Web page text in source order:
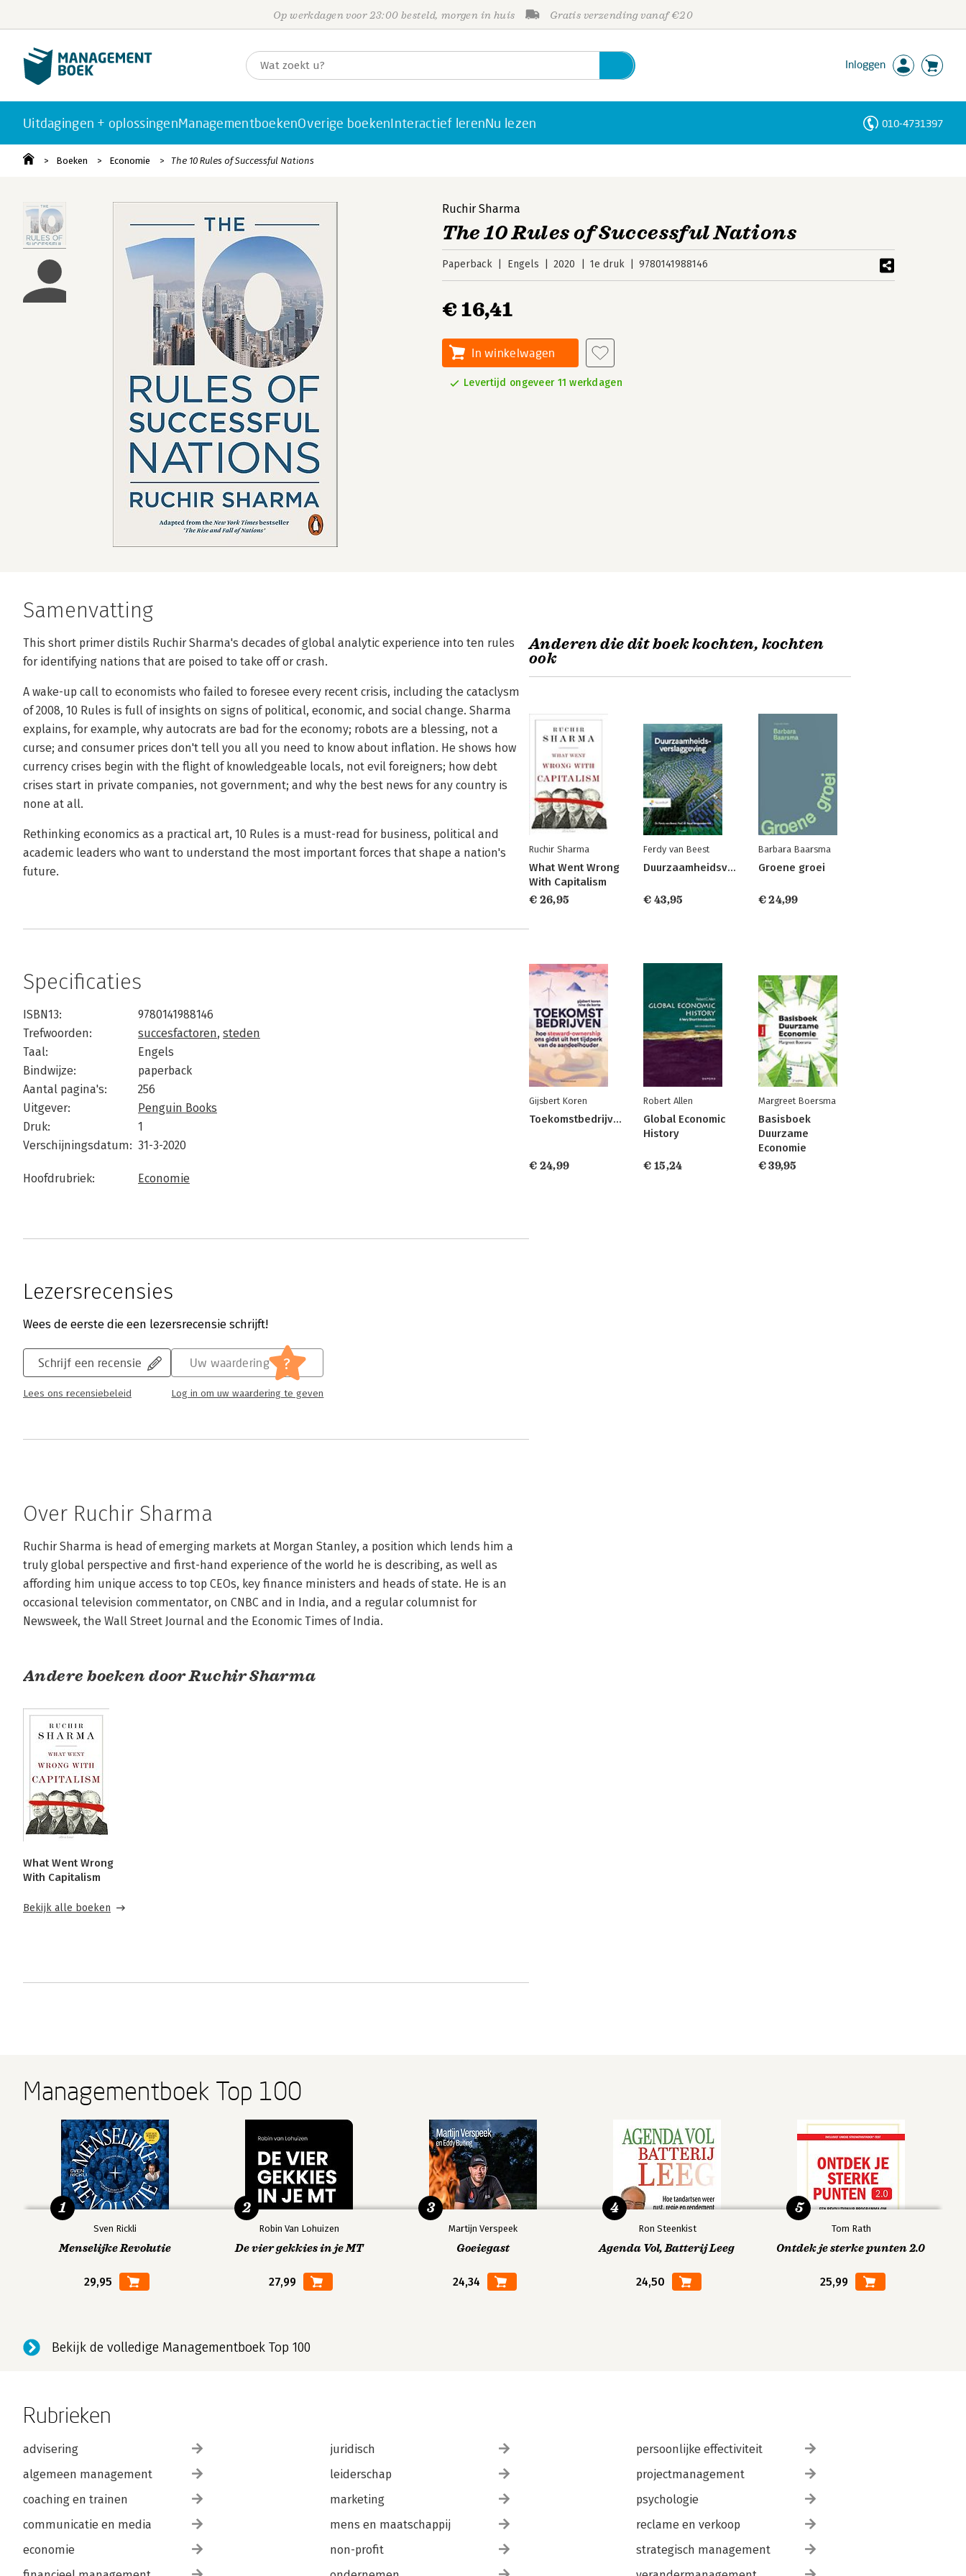
Op werkdagen voor 23:00 besteld, morgen in huis Gratis verzending vanaf €20
Inloggen
Uitdagingen + oplossingenManagementboekenOverige boekenInteractief lerenNu lezen 010-4731397
Boeken Economie The 10 Rules of Successful Nations
Ruchir Sharma
The 10 Rules of Successful Nations
Paperback Engels 2020 1e druk 9780141988146
€ 16,41
In winkelwagen
Levertijd ongeveer 11 werkdagen
Samenvatting
This short primer distils Ruchir Sharma's decades of global analytic experience into ten rules
for identifying nations that are poised to take off or crash.
A wake-up call to economists who failed to foresee every recent crisis, including the cataclysm
of 2008, 10 Rules is full of insights on signs of political, economic, and social change. Sharma
explains, for example, why autocrats are bad for the economy; robots are a blessing, not a
curse; and consumer prices don't tell you all you need to know about inflation. He shows how
currency crises begin with the flight of knowledgeable locals, not evil foreigners; how debt
crises start in private companies, not government; and why the best news for any country is
none at all.
Rethinking economics as a practical art, 10 Rules is a must-read for business, political and
academic leaders who want to understand the most important forces that shape a nation's
future.
Specificaties
ISBN13:
9780141988146
Trefwoorden:
succesfactoren, steden
Taal:
Engels
Bindwijze:
paperback
Aantal pagina's:
256
Uitgever:
Penguin Books
Druk:
1
Verschijningsdatum: 31-3-2020
Hoofdrubriek: Economie
Lezersrecensies
Wees de eerste die een lezersrecensie schrijft!
Schrijf een recensie
Lees ons recensiebeleid
Uw waardering ?
Log in om uw waardering te geven
Over Ruchir Sharma
Ruchir Sharma is head of emerging markets at Morgan Stanley, a position which lends him a
truly global perspective and first-hand experience of the world he is describing, as well as
affording him unique access to top CEOs, key finance ministers and heads of state. He is an
occasional television commentator, on CNBC and in India, and a regular columnist for
Newsweek, the Wall Street Journal and the Economic Times of India.
Andere boeken door Ruchir Sharma
What Went Wrong
With Capitalism
Bekijk alle boeken
Anderen die dit boek kochten, kochten
ook
Ruchir Sharma
What Went Wrong
With Capitalism
€ 26,95
Ferdy van Beest
Duurzaamheidsverslaggeving
€ 43,95
Barbara Baarsma
Groene groei
€ 24,99
Gijsbert Koren
Toekomstbedrijven
€ 24,99
Robert Allen
Global Economic
History
€ 15,24
Margreet Boersma
Basisboek
Duurzame
Economie
€ 39,95
Managementboek Top 100
Sven Rickli
Menselijke Revolutie
29,95
1
Robin Van Lohuizen
De vier gekkies in je MT
27,99
2
Martijn Verspeek
Goeiegast
24,34
3
Ron Steenkist
Agenda Vol, Batterij Leeg
24,50
4
Tom Rath
Ontdek je sterke punten 2.0
25,99
5
Bekijk de volledige Managementboek Top 100
Rubrieken
advisering
algemeen management
coaching en trainen
communicatie en media
economie
juridisch
leiderschap
marketing
mens en maatschappij
non-profit
persoonlijke effectiviteit
projectmanagement
psychologie
reclame en verkoop
strategisch management
Personen